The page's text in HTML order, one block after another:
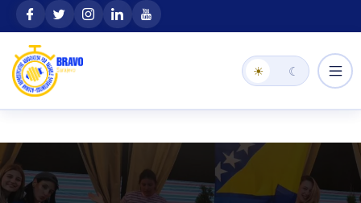
content
content
☀ ☾